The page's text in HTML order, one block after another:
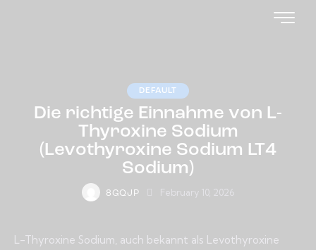
DEFAULT
Die richtige Einnahme von L-
Thyroxine Sodium
(Levothyroxine Sodium LT4
Sodium)
8GQJP February 10, 2026
L-Thyroxine Sodium, auch bekannt als Levothyroxine